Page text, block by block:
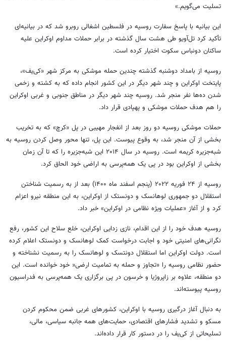
تسلیت می‌گویم.»
این بیانیه با پاسخ سفارت روسیه در فلسطین اشغالی روبرو شد که در بیانیه‌ای
تأکید کرد تل‌آویو طی هشت سال گذشته در برابر حملات مداوم اوکراین علیه
ساکنان دونباس سکوت اختیار کرده است.
روسیه از بامداد دوشنبه گذشته چندین حمله موشکی به مرکز شهر «کی‌یف»،
پایتخت اوکراین و چند شهر دیگر در این کشور انجام داده که به کشته و زخمی
شدن ده‌ها نفر منجر شد. روسیه چند شهر دیگر در مناطق جنوبی و غربی اوکراین
را هم هدف حملات موشکی و پهپادی قرار داد.
حملات موشکی روسیه دو روز بعد از انفجار مهیبی در پل «کرچ» که به تخریب
بخشی از آن منجر شد، به وقوع پیوست. این پل، تنها محور وصل کردن روسیه به
شبه‌جزیره کریمه است. روسیه در سال ۲۰۱۴ این شبه‌جزیره را که تا آن زمان
بخشی از اوکراین بود در پی یک همه‌پرسی به اراضی خود الحاق کرد.
روسیه از ۲۴ فوریه ۲۰۲۲ (پنجم اسفند ماه ۱۴۰۰) بعد از به رسمیت شناختن
استقلال دو جمهوری لوهانسک و دونستک از اوکراین، به این منطقه نیرو اعزام
کرد و از آغاز «عملیات ویژه نظامی در اوکراین» خبر داد.
روسیه هدف خود را از این اقدام، نازی زدایی اوکراین، خلع سلاح این کشور، رفع
نگرانی‌های امنیتی خود و اجابت درخواست کمک لوهانسک و دونستک اعلام کرده
است. دولت اوکراین اما استقلال دونتسک و لوهانسک را به رسمیت نشناخته و
حضور نظامی روسیه را «تجاوز و حمله به تمامیت ارضی« خود خوانده است. این
دو منطقه، علاوه بر زاپروژیا و خرسون در پی برگزاری یک همه‌پرسی به فدراسیون
روسیه پیوسته‌اند.
به دنبال آغاز درگیری روسیه با اوکراین، کشورهای غربی ضمن محکوم کردن
مسکو و تشدید فشارهای اقتصادی، حمایت‌های همه جانبه سیاسی، مالی،
تسلیحاتی از کی‌یف را در دستور کار قرار داده‌اند.